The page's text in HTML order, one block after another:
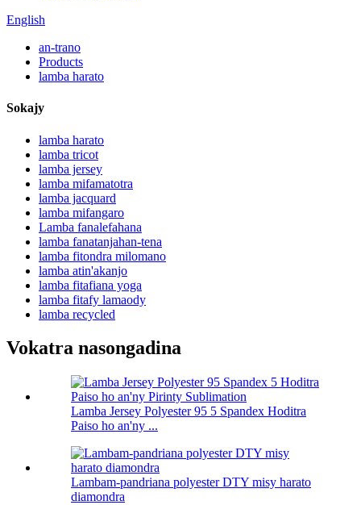
English
an-trano
Products
lamba harato
Sokajy
lamba harato
lamba tricot
lamba jersey
lamba mifamatotra
lamba jacquard
lamba mifangaro
Lamba fanalefahana
lamba fanatanjahan-tena
lamba fitondra milomano
lamba atin'akanjo
lamba fitafiana yoga
lamba fitafy lamaody
lamba recycled
Vokatra nasongadina
Lamba Jersey Polyester 95 5 Spandex Hoditra
Paiso ho an'ny ...
Lambam-pandriana polyester DTY misy harato
diamondra